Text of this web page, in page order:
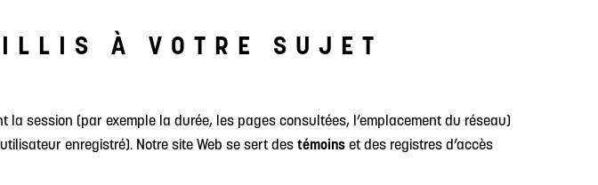
À VOTRE SUJET
session (par exemple la durée, les pages consultées, l’emplacement du réseau)
enregistré). Notre site Web se sert des témoins et des registres d’accès